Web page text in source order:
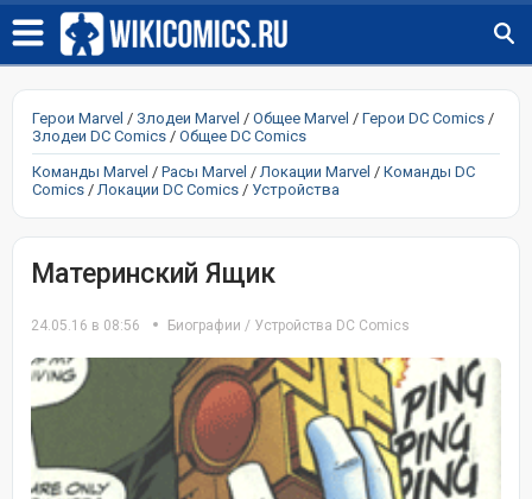
Герои Marvel / Злодеи Marvel / Общее Marvel / Герои DC Comics /
Злодеи DC Comics / Общее DC Comics
Команды Marvel / Расы Marvel /Локации Marvel / Команды DC
Comics /Локации DC Comics / Устройства
Материнский Ящик
24.05.16 в 08:56 Биографии / Устройства DC Comics